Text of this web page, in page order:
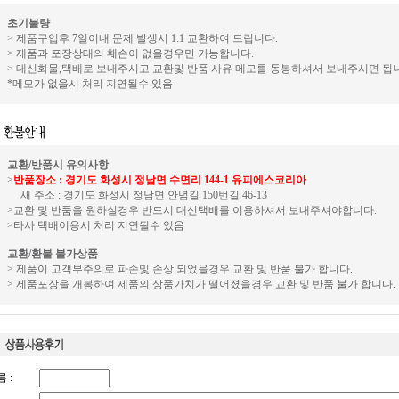
초기불량
> 제품구입후 7일이내 문제 발생시 1:1 교환하여 드립니다.
> 제품과 포장상태의 훼손이 없을경우만 가능합니다.
> 대신화물,택배로 보내주시고 교환및 반품 사유 메모를 동봉하셔서 보내주시면 됩
*메모가 없을시 처리 지연될수 있음
교환/반품시 유의사항
>반품장소 : 경기도 화성시 정남면 수면리 144-1 유피에스코리아
새 주소 : 경기도 화성시 정남면 안념길 150번길 46-13
>교환 및 반품을 원하실경우 반드시 대신택배를 이용하셔서 보내주셔야합니다.
>타사 택배이용시 처리 지연될수 있음
교환/환불 불가상품
> 제품이 고객부주의로 파손및 손상 되었을경우 교환 및 반품 불가 합니다.
> 제품포장을 개봉하여 제품의 상품가치가 떨어졌을경우 교환 및 반품 불가 합니다.
: